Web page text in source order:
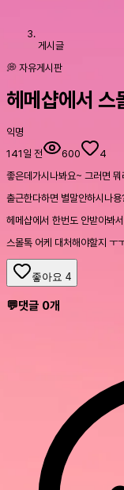
게시글
💭 자유게시판
헤메샵에서 스
익명
141일 전
600
4
좋은데가시나봐요~ 그러면 뭐
출근한다하면 별말안하시나용
헤메샵에서 한번도 안받아봐
스몰톡 어케 대처해야할지 ㅜ
좋아요 4
💬댓글 0개